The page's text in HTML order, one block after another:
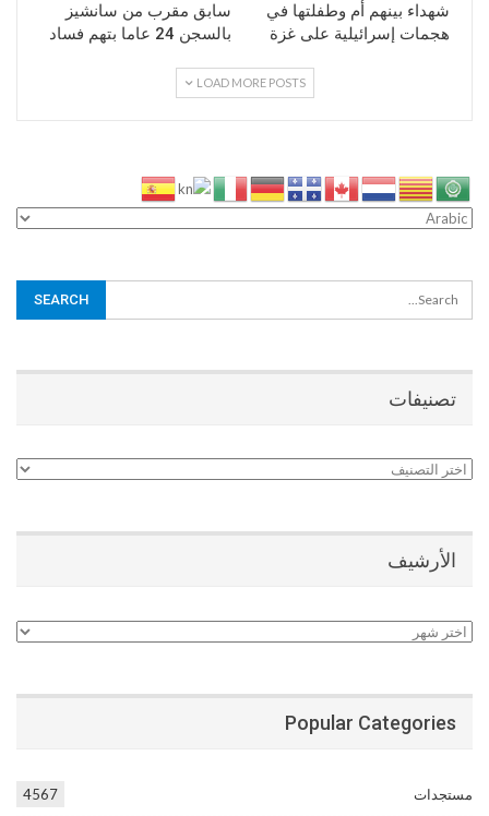
شهداء بينهم أم وطفلتها في
هجمات إسرائيلية على غزة
سابق مقرب من سانشيز
بالسجن 24 عاما بتهم فساد
LOAD MORE POSTS
تصنيفات
تصنيفات
الأرشيف
الأرشيف
Popular Categories
مستجدات 4567